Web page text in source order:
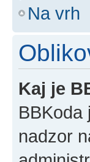
Na vrh
Kaj je
BBKoda
nadzor